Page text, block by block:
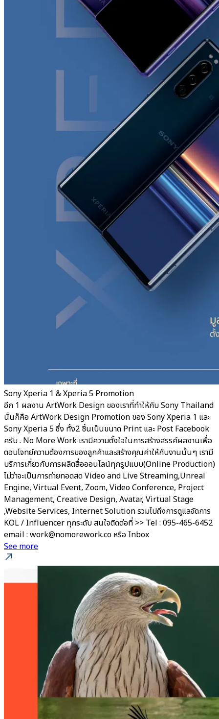
Sony Xperia 1 & Xperia 5 Promotion
อีก 1 ผลงาน ArtWork Design ของเราที่ทำให้กับ Sony Thailand
นั่นก็คือ ArtWork Design Promotion ของ Sony Xperia 1 และ
Sony Xperia 5 ซึ่ง ทั้ง2 ชิ้นเป็นขนาด Print และ Post Facebook
ครับ . No More Work เรามีความตั้งใจในการสร้างสรรค์ผลงานเพื่อ
ตอบโจทย์ความต้องการของลูกค้าและสร้างคุณค่าให้กับงานนั้นๆ เรามี
บริการเกี่ยวกับการผลิตสื่อออนไลน์ทุกรูปแบบ(Online Production)
ไม่ว่าจะเป็นการถ่ายทอดสด Video and Live Streaming,Unreal
Engine, Virtual Event, Zoom, Video Conference, Project
Management, Creative Design, Avatar, Virtual Stage
,Website Services, Internet Solution รวมไปถึงการดูแลจัดการ
KOL / Influencer ทุกระดับ สนใจติดต่อที่ >> Tel : 095-465-6452
email : work@nomorework.co หรือ Inbox
See more